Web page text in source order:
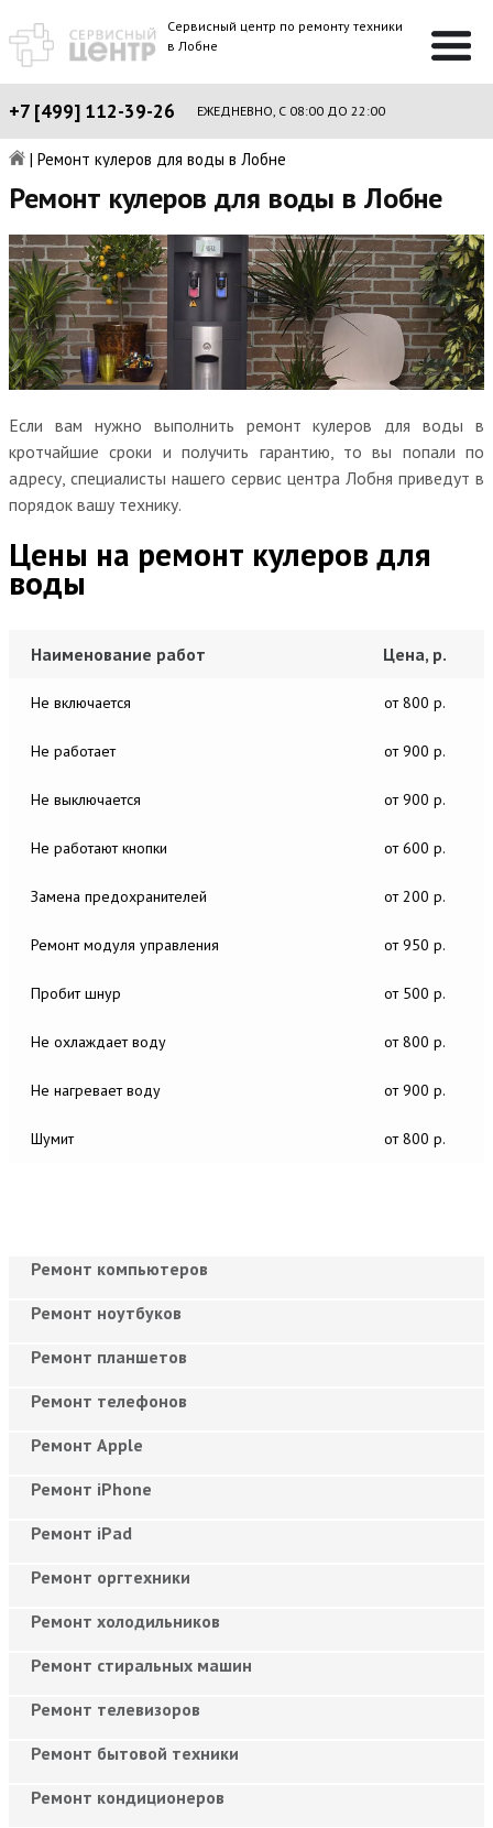
Сервисный центр по ремонту техники
в Лобне
+7 [499] 112-39-26 ЕЖЕДНЕВНО, С 08:00 ДО 22:00
| Ремонт кулеров для воды в Лобне
Ремонт кулеров для воды в Лобне
Если вам нужно выполнить ремонт кулеров для воды в
кротчайшие сроки и получить гарантию, то вы попали по
адресу, специалисты нашего сервис центра Лобня приведут в
порядок вашу технику.
Цены на ремонт кулеров для
воды
Наименование работ Цена, р.
Не включается от 800 р.
Не работает от 900 р.
Не выключается от 900 р.
Не работают кнопки от 600 р.
Замена предохранителей от 200 р.
Ремонт модуля управления от 950 р.
Пробит шнур от 500 р.
Не охлаждает воду от 800 р.
Не нагревает воду от 900 р.
Шумит от 800 р.
Ремонт компьютеров
Ремонт ноутбуков
Ремонт планшетов
Ремонт телефонов
Ремонт Apple
Ремонт iPhone
Ремонт iPad
Ремонт оргтехники
Ремонт холодильников
Ремонт стиральных машин
Ремонт телевизоров
Ремонт бытовой техники
Ремонт кондиционеров